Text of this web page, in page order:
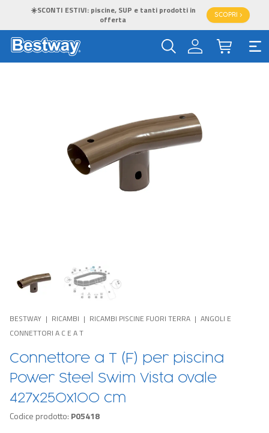
☀️SCONTI ESTIVI: piscine, SUP e tanti prodotti in
offerta
SCOPRI >
BESTWAY RICAMBI RICAMBI PISCINE FUORI TERRA
ANGOLI E
CONNETTORI A C E A T
Connettore a T (F) per piscina
Power Steel Swim Vista ovale
427x250x100 cm
Codice prodotto: P05418